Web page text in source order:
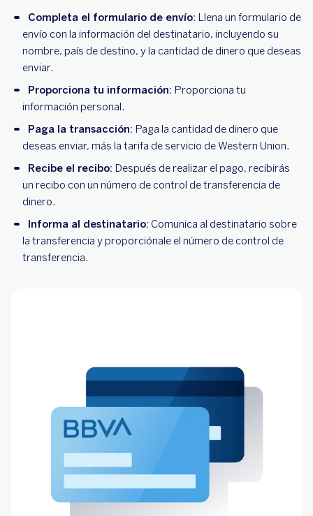
Completa el formulario de envío: Llena un formulario de
envío con la información del destinatario, incluyendo su
nombre, país de destino, y la cantidad de dinero que deseas
enviar.
Proporciona tu información: Proporciona tu
información personal.
Paga la transacción: Paga la cantidad de dinero que
deseas enviar, más la tarifa de servicio de Western Union.
Recibe el recibo: Después de realizar el pago, recibirás
un recibo con un número de control de transferencia de
dinero.
Informa al destinatario: Comunica al destinatario sobre
la transferencia y proporciónale el número de control de
transferencia.